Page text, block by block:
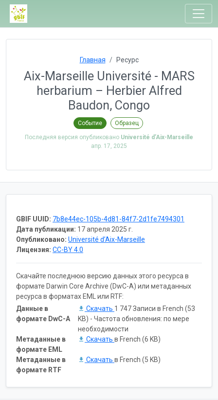
Главная Ресурс
Aix-Marseille Université - MARS
herbarium – Herbier Alfred
Baudon, Congo
Событие Образец
Последняя версия опубликовано Université d’Aix-Marseille
апр. 17, 2025
GBIF UUID: 7b8e44ec-105b-4d81-84f7-2d1fe7494301
Дата публикации: 17 апреля 2025 г.
Опубликовано: Université d’Aix-Marseille
Лицензия: CC-BY 4.0
Скачайте последнюю версию данных этого ресурса в
формате Darwin Core Archive (DwC-A) или метаданных
ресурса в форматах EML или RTF:
Данные в
формате DwC-A
Скачать 1 747 Записи в French (53
KB) - Частота обновления: по мере
необходимости
Метаданные в
формате EML
Скачать в French (6 KB)
Метаданные в
формате RTF
Скачать в French (5 KB)